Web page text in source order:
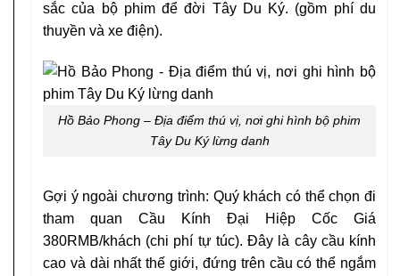
sắc của bộ phim để đời Tây Du Ký. (gồm phí du
thuyền và xe điện).
Hồ Bảo Phong – Địa điểm thú vị, nơi ghi hình bộ phim
Tây Du Ký lừng danh
Gợi ý ngoài chương trình: Quý khách có thể chọn đi
tham quan Cầu Kính Đại Hiệp Cốc Giá
380RMB/khách (chi phí tự túc). Đây là cây cầu kính
cao và dài nhất thế giới, đứng trên cầu có thể ngắm